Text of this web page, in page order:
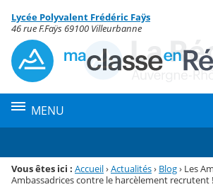
Menu de la rubrique
Contenu
Lycée Polyvalent Frédéric Faÿs
46 rue F.Faÿs 69100 Villeurbanne
MENU
Vous êtes ici : Accueil›Actualités› Blog› Les
Ambassadrices contre le harcèlement recrutent !